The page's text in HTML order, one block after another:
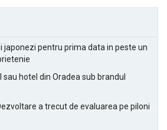
japonezi pentru prima data in peste un
hotel din Oradea sub brandul
a trecut de evaluarea pe piloni